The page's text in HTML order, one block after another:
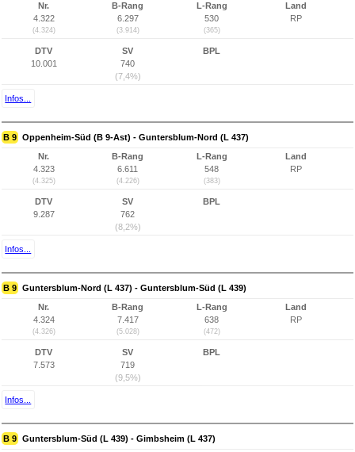
Nr.
4.322
(4.324)
B-Rang
6.297
(3.914)
L-Rang
530
(365)
Land
RP
DTV
10.001
SV
740
(7,4%)
BPL
Infos...
B 9 Oppenheim-Süd (B 9-Ast) - Guntersblum-Nord (L 437)
Nr.
4.323
(4.325)
B-Rang
6.611
(4.226)
L-Rang
548
(383)
Land
RP
DTV
9.287
SV
762
(8,2%)
BPL
Infos...
B 9 Guntersblum-Nord (L 437) - Guntersblum-Süd (L 439)
Nr.
4.324
(4.326)
B-Rang
7.417
(5.028)
L-Rang
638
(472)
Land
RP
DTV
7.573
SV
719
(9,5%)
BPL
Infos...
B 9 Guntersblum-Süd (L 439) - Gimbsheim (L 437)